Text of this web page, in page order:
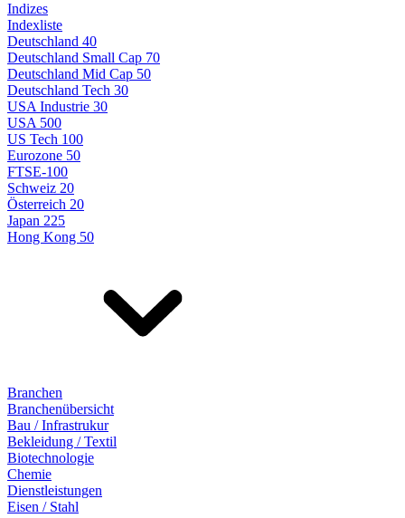
Indizes
Indexliste
Deutschland 40
Deutschland Small Cap 70
Deutschland Mid Cap 50
Deutschland Tech 30
USA Industrie 30
USA 500
US Tech 100
Eurozone 50
FTSE-100
Schweiz 20
Österreich 20
Japan 225
Hong Kong 50
Branchen
Branchenübersicht
Bau / Infrastrukur
Bekleidung / Textil
Biotechnologie
Chemie
Dienstleistungen
Eisen / Stahl